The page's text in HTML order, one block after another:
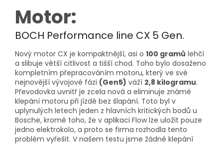
Motor:
BOCH Performance line CX 5 Gen.
Nový motor CX je kompaktnější, asi o 100 gramů lehčí
a slibuje větší citlivost a tišší chod. Toho bylo dosaženo
kompletním přepracováním motoru, který ve své
nejnovější vývojové fázi (Gen5) váží 2,8 kilogramu.
Převodovka uvnitř je zcela nová a eliminuje známé
klepání motoru při jízdě bez šlapání. Toto byl v
uplynulých letech jeden z hlavních kritických bodů u
Bosche, kromě toho, že v aplikaci Flow lze uložit pouze
jedno elektrokolo, a proto se firma rozhodla tento
problém vyřešit. V našem testu jsme žádné klepání